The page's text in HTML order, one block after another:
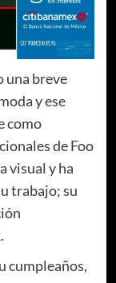
una breve
y ese
como
de Foo
visual y ha
trabajo; su
cumpleaños,